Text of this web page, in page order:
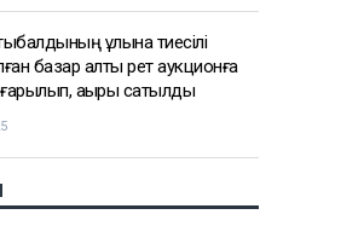
ұлына тиесілі
базар алты рет аукционға
ақыры сатылды